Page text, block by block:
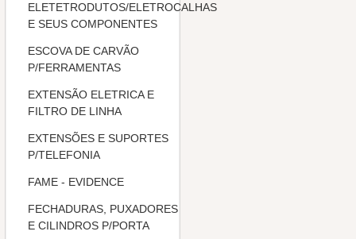
ELETETRODUTOS/ELETROCALHAS
E SEUS COMPONENTES
ESCOVA DE CARVÃO
P/FERRAMENTAS
EXTENSÃO ELETRICA E
FILTRO DE LINHA
EXTENSÕES E SUPORTES
P/TELEFONIA
FAME - EVIDENCE
FECHADURAS, PUXADORES
E CILINDROS P/PORTA